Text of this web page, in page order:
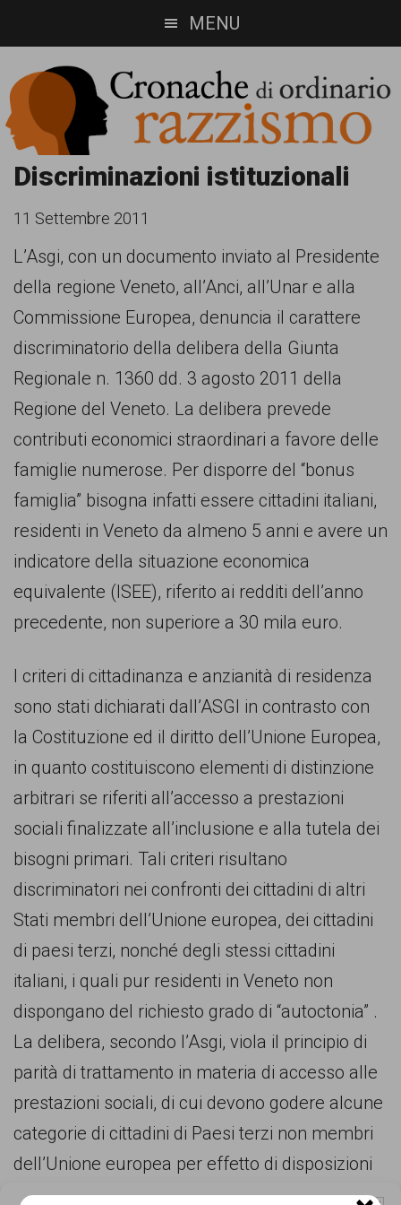
to
main
content
to
footer
MENU
Cronache
di
ordinario
razzismo
Cronachediordinariorazzismo.org
un
sito
informazione,
approfondimento
comunicazione
specificamente
dedicato
fenomeno
del
razzismo
curato
Lunaria
collaborazione
con
persone,
associazioni
movimenti
che
battono
per
pari
opportunità
Discriminazioni istituzionali
11 Settembre 2011
L’Asgi, con un documento inviato al Presidente
della regione Veneto, all’Anci, all’Unar e alla
Commissione Europea, denuncia il carattere
discriminatorio della delibera della Giunta
Regionale n. 1360 dd. 3 agosto 2011 della
Regione del Veneto. La delibera prevede
contributi economici straordinari a favore delle
famiglie numerose. Per disporre del “bonus
famiglia” bisogna infatti essere cittadini italiani,
residenti in Veneto da almeno 5 anni e avere un
indicatore della situazione economica
equivalente (ISEE), riferito ai redditi dell’anno
precedente, non superiore a 30 mila euro.
I criteri di cittadinanza e anzianità di residenza
sono stati dichiarati dall’ASGI in contrasto con
la Costituzione ed il diritto dell’Unione Europea,
in quanto costituiscono elementi di distinzione
arbitrari se riferiti all’accesso a prestazioni
sociali finalizzate all’inclusione e alla tutela dei
bisogni primari. Tali criteri risultano
discriminatori nei confronti dei cittadini di altri
Stati membri dell’Unione europea, dei cittadini
di paesi terzi, nonché degli stessi cittadini
italiani, i quali pur residenti in Veneto non
dispongano del richiesto grado di “autoctonia” .
La delibera, secondo l’Asgi, viola il principio di
parità di trattamento in materia di accesso alle
prestazioni sociali, di cui devono godere alcune
categorie di cittadini di Paesi terzi non membri
dell’Unione europea per effetto di disposizioni
del diritto dell’Unione europea (lungo